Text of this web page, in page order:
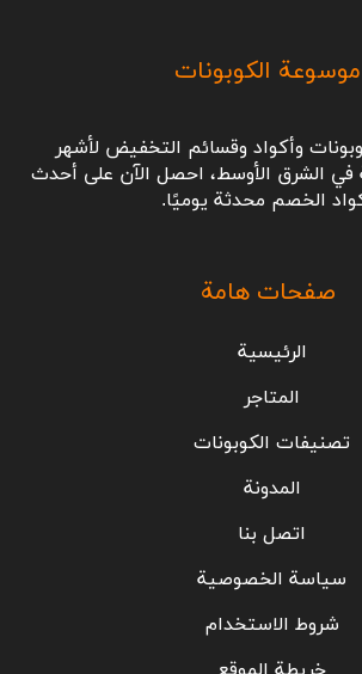
موسوعة الكوبونات
وأكواد وقسائم التخفيض لأشهر
في الشرق الأوسط، احصل الآن على أحدث
الخصم محدثة يوميًا.
صفحات هامة
الرئيسية
المتاجر
تصنيفات الكوبونات
المدونة
اتصل بنا
سياسة الخصوصية
شروط الاستخدام